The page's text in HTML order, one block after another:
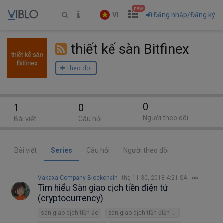
VI
new
Đăng nhập/Đăng ký
thiết kế sàn Bitfinex
Theo dõi
Bài viết Series Câu hỏi Người theo dõi
Vakaxa Company Blockchain thg 11 30, 2018 4:21 SA
Tìm hiểu Sàn giao dịch tiền điện tử
(cryptocurrency)
sàn giao dịch tiền ảo
sàn giao dịch tiền điện tử Remitano
1
Bài viết
0
Câu hỏi
0
Người theo dõi